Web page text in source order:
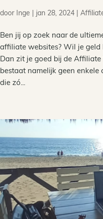
door Inge jan 28, 2024
Ben jij op zoek naar de
affiliate websites? Wil je geld
Dan zit je goed bij de Affiliate
bestaat namelijk geen enkele
die zó...